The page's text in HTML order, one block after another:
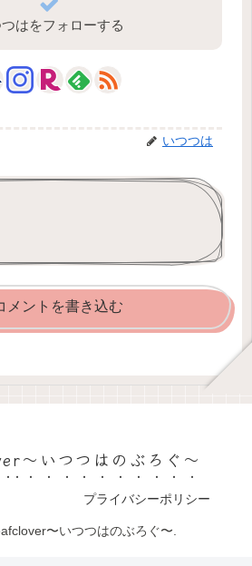
はをフォローする
いつつは
メントを書き込む
〜いつつはのぶろぐ〜
プライバシーポリシー
〜いつつはのぶろぐ〜.